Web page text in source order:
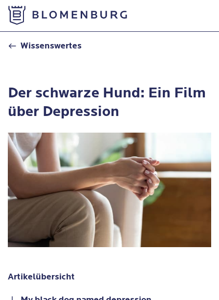
Wissenswertes
Der schwarze Hund: Ein Film
über Depression
Artikelübersicht